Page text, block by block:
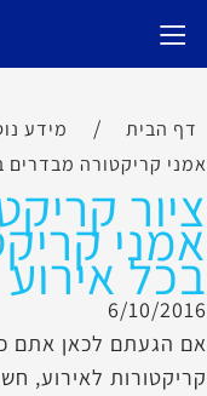
דף הבית / מידע
אמני קריקטורה מבדרים
ציור
אמני
בכל אירוע
6/10/2016
אם הגעתם לכאן אתם
קריקטורות לאירוע,